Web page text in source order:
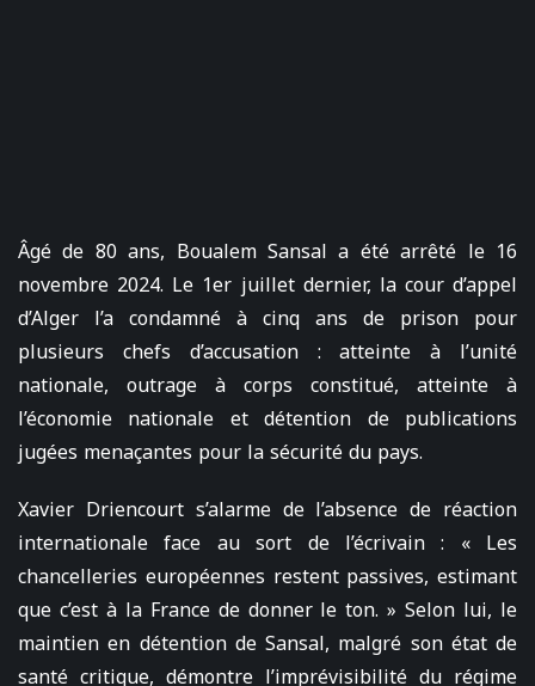
Âgé de 80 ans, Boualem Sansal a été arrêté le 16
novembre 2024. Le 1er juillet dernier, la cour d’appel
d’Alger l’a condamné à cinq ans de prison pour
plusieurs chefs d’accusation : atteinte à l’unité
nationale, outrage à corps constitué, atteinte à
l’économie nationale et détention de publications
jugées menaçantes pour la sécurité du pays.
Xavier Driencourt s’alarme de l’absence de réaction
internationale face au sort de l’écrivain : « Les
chancelleries européennes restent passives, estimant
que c’est à la France de donner le ton. » Selon lui, le
maintien en détention de Sansal, malgré son état de
santé critique, démontre l’imprévisibilité du régime